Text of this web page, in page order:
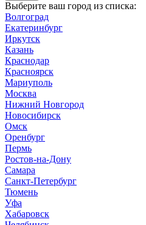
Выберите ваш город из списка:
Волгоград
Екатеринбург
Иркутск
Казань
Краснодар
Красноярск
Мариуполь
Москва
Нижний Новгород
Новосибирск
Омск
Оренбург
Пермь
Ростов-на-Дону
Самара
Санкт-Петербург
Тюмень
Уфа
Хабаровск